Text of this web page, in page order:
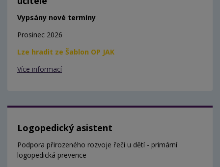
Vypsány nové termíny
Prosinec 2026
Lze hradit ze Šablon OP JAK
Více informací
Logopedický asistent
Podpora přirozeného rozvoje řeči u dětí - primární
logopedická prevence